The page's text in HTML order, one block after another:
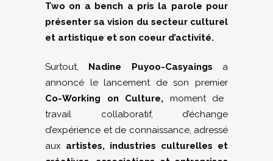
Two on a bench a pris la parole pour
présenter sa vision du secteur culturel
et artistique et son coeur d’activité.
Surtout, Nadine Puyoo-Casyaings a
annoncé le lancement de son premier
Co-Working on Culture, moment de
travail collaboratif, d’échange
d’expérience et de connaissance, adressé
aux artistes, industries culturelles et